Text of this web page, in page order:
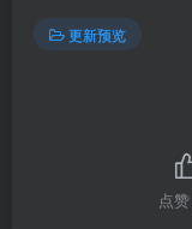
更新预览
点赞